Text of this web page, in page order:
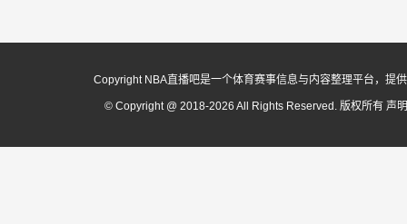
Copyright NBA直播吧是一个体育赛事信息与内容整理平台，提
© Copyright @ 2018-2026 All Rights Reserved. 版权所有 声